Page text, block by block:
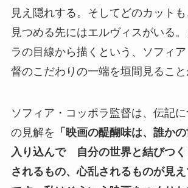
見え隠れする。そしてどのカット
見つめる先にはエルヴィスがいる
ラの目線から描くという、ソフィ
督のこだわりの一端を垣間見ること
ソフィア・コッポラ監督は、伝記
の見解を 「映画の醍醐味は、誰か
入り込んで 自分の世界と結びつく
されるもの、心乱されるものが見